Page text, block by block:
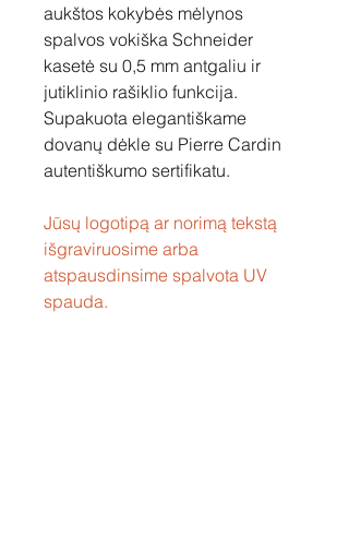
aukštos kokybės mėlynos
spalvos vokiška Schneider
kasetė su 0,5 mm antgaliu ir
jutiklinio rašiklio funkcija.
Supakuota elegantiškame
dovanų dėkle su Pierre Cardin
autentiškumo sertifikatu.
Jūsų logotipą ar norimą tekstą
išgraviruosime arba
atspausdinsime spalvota UV
spauda.